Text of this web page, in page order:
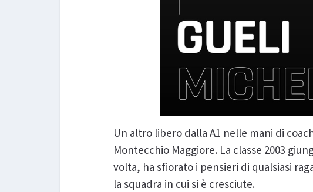
Un altro libero dalla A1 nelle mani di
Montecchio Maggiore. La classe 2003
volta, ha sfiorato i pensieri di qualsiasi
la squadra in cui si è cresciute.